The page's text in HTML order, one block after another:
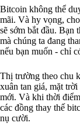
Bitcoin không thể
mãi. Và hy vọng,
sẽ sớm bắt đầu. Bạn
mà chúng ta đang
nếu bạn muốn - chỉ
Thị trường theo chu
xuân tan giá, mặt
mới. Và khi thời
các đồng thay thế
nụ cười.